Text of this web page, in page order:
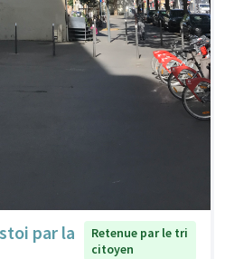
par la
Retenue par le tri
citoyen